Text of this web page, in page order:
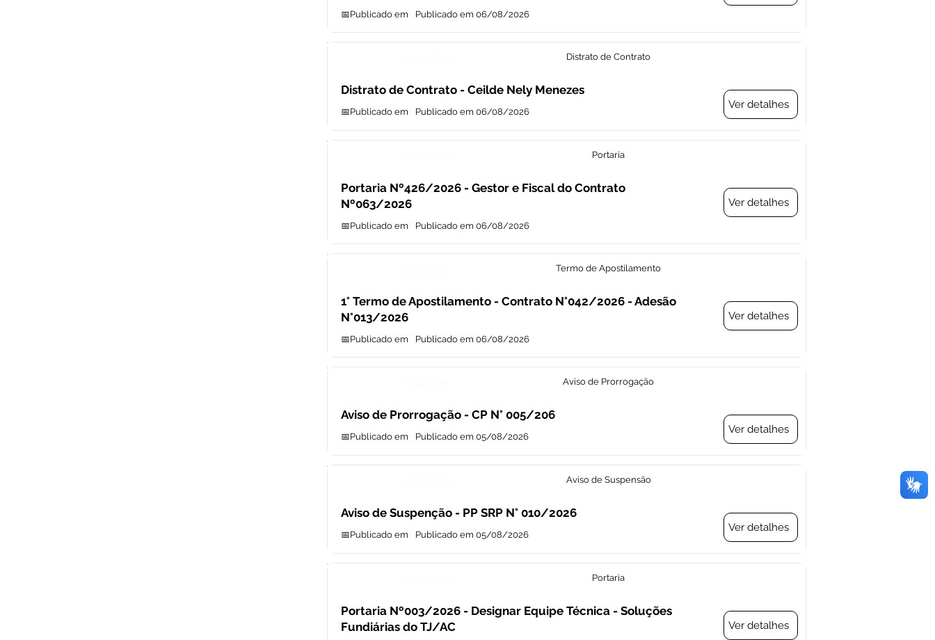
📅Publicado em Publicado em 06/08/2026
Distrato de Contrato
Distrato de Contrato - Ceilde Nely Menezes
📅Publicado em Publicado em 06/08/2026
Ver detalhes
Portaria
Portaria Nº426/2026 - Gestor e Fiscal do Contrato
Nº063/2026
📅Publicado em Publicado em 06/08/2026
Ver detalhes
Termo de Apostilamento
1° Termo de Apostilamento - Contrato N°042/2026 - Adesão
N°013/2026
📅Publicado em Publicado em 06/08/2026
Ver detalhes
Aviso de Prorrogação
Aviso de Prorrogação - CP N° 005/206
📅Publicado em Publicado em 05/08/2026
Ver detalhes
Aviso de Suspensão
Aviso de Suspenção - PP SRP N° 010/2026
📅Publicado em Publicado em 05/08/2026
Ver detalhes
Portaria
Portaria Nº003/2026 - Designar Equipe Técnica - Soluções
Fundiárias do TJ/AC
Ver detalhes